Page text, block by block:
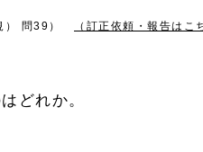
） 問39）
（訂正依頼・報告はこ
どれか。